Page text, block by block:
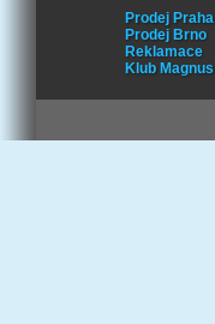
Prodej Praha
Prodej Brno
Reklamace
Klub Magnus